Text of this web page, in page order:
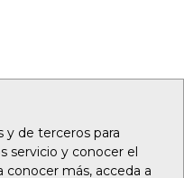
y de terceros para
servicio y conocer el
más, acceda a